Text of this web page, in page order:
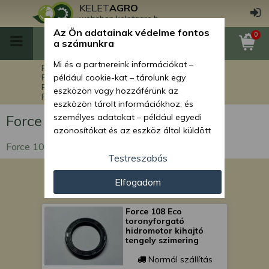
KELETAGRO
webshop.keletagro.hu
0
Főoldal
Force alkatrészek
Force markolók alkatrészei
Force 108 Eco markoló alkatrészek
Force 108 Eco egyéb alkatrészek
Force 108 Eco egyéb alkatrészek
Force 108 Eco markoló egyéb alkatrészei
Force 108 Eco
toronyforgató
hidromotor kihajtó
tengely szimering
Normál szállítás
Az Ön adatainak védelme fontos
a számunkra
Mi és a partnereink információkat –
például cookie-kat – tárolunk egy
eszközön vagy hozzáférünk az
eszközön tárolt információkhoz, és
személyes adatokat – például egyedi
azonosítókat és az eszköz által küldött
személyre szabott hirdetések és
tartalom nyújtásához, hirdetés- és
tartalomméréshez, nézettségi adatok
gyűjtéséhez, valamint termékek
kifejlesztéséhez és a termékek
javításához. Az Ön engedélyével mi és a
partnereink eszközleolvasásos
módszerrel szerzett pontos geolokációs
adatokat és azonosítási információkat
Testreszabás
Elfogadom